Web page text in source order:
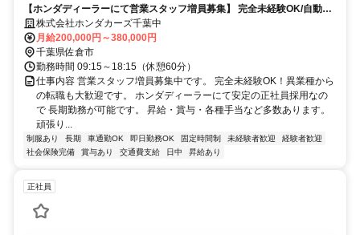
【ホンダディーラーにて営業スタッフ増員募集】 完全未経験OK/自動車
に関する知識や経験不問
株式会社ホンダカーズ千葉中
月給200,000円～380,000円
千葉県佐倉市
勤務時間 09:15～18:15（休憩60分）
仕事内容 営業スタッフ増員募集中です。 完全未経験OK！異業種から
の転職も大歓迎です。 ホンダディーラーにて安定の正社員採用なの
で 長期勤務が可能です。 昇給・賞与・各種手当など多数あります。
頑張り...
制服あり 長期 車通勤OK 即日勤務OK 固定時間制 未経験者歓迎
経験者歓迎
社会保険完備
賞与あり 交通費支給 日中 昇給あり
正社員